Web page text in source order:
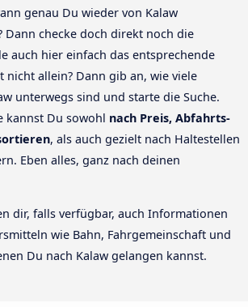
genau Du wieder von Kalaw
Dann checke doch direkt noch die
auch hier einfach das entsprechende
nicht allein? Dann gib an, wie viele
unterwegs sind und starte die Suche.
kannst Du sowohl nach Preis, Abfahrts-
, als auch gezielt nach Haltestellen
Eben alles, ganz nach deinen
dir, falls verfügbar, auch Informationen
wie Bahn, Fahrgemeinschaft und
Du nach Kalaw gelangen kannst.